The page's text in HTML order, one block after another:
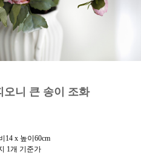
오니 큰 송이 조화
14 x 높이60cm
1개 기준가